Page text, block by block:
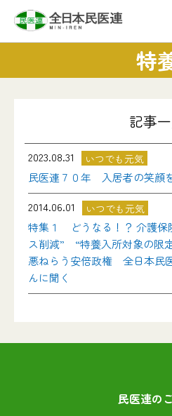
特
記事
2023.08.31 いつでも元気
民医連７０年 入居者の笑顔
2014.06.01
いつでも元気
特集１ どうなる！？ 介護
ス削減” “特養入所対象の限
悪ねらう安倍政権 全日本民
んに聞く
民医連の